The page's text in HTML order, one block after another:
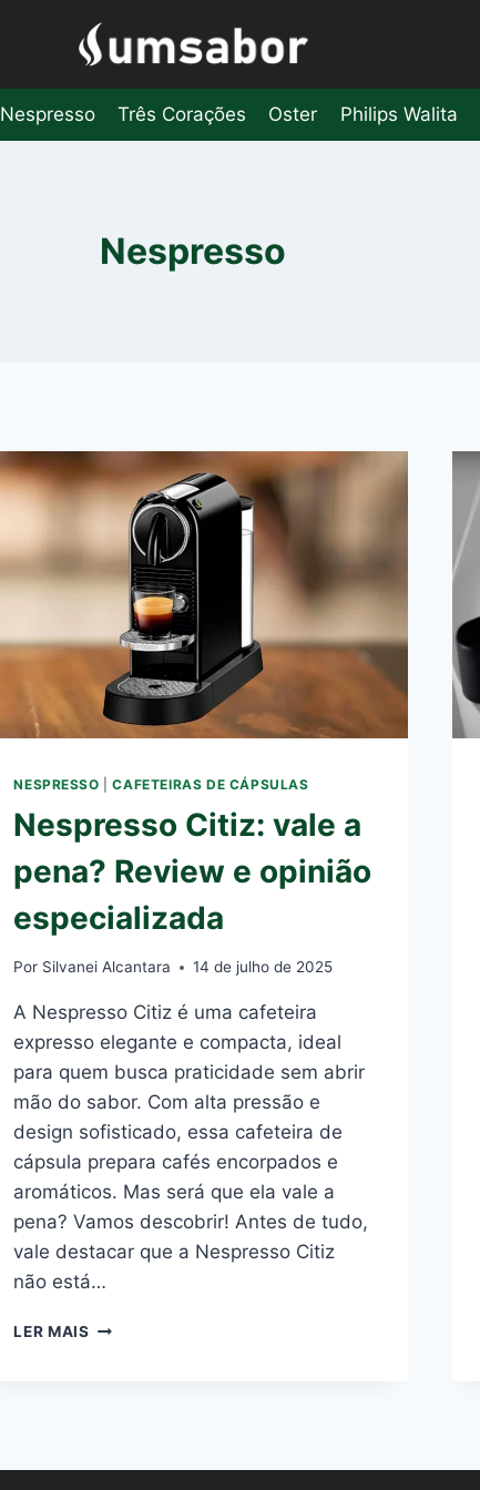
Nespresso Três Corações Oster Philips Walita
Nespresso
NESPRESSO |CAFETEIRAS DE CÁPSULAS
Nespresso Citiz: vale a
pena? Review e opinião
especializada
Por Silvanei Alcantara 14 de julho de 2025
A Nespresso Citiz é uma cafeteira
expresso elegante e compacta, ideal
para quem busca praticidade sem abrir
mão do sabor. Com alta pressão e
design sofisticado, essa cafeteira de
cápsula prepara cafés encorpados e
aromáticos. Mas será que ela vale a
pena? Vamos descobrir! Antes de tudo,
vale destacar que a Nespresso Citiz
não está…
LER MAIS NESPRESSO